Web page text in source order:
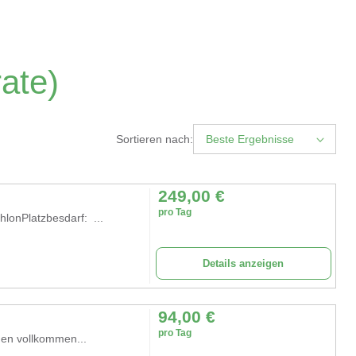
Sortieren nach: Beste Ergebnisse
...
249,00 €
pro Tag
Details anzeigen
vollkommen...
94,00 €
pro Tag